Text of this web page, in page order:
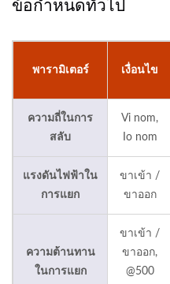
ข้อกำหนดทั่วไป
พารามิเตอร์ เงื่อนไข
ความถี่ในการ
สลับ
Vi nom,
Io nom
แรงดันไฟฟ้าใน
การแยก
ขาเข้า /
ขาออก
ความต้านทาน
ในการแยก
ขาเข้า /
ขาออก,
@500